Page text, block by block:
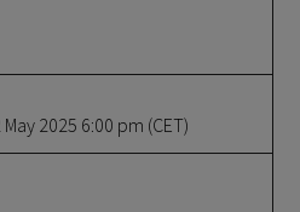
2025 6:00 pm (CET)